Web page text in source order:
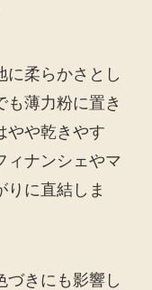
に柔らかさとし
も薄力粉に置き
やや乾きやす
ィナンシェやマ
りに直結しま
づきにも影響し